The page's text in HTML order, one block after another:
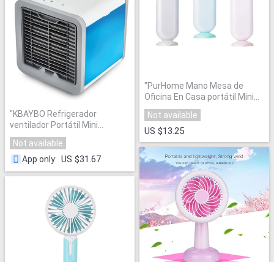
"KBAYBO Refrigerador
ventilador Portátil Mini
Acondicionador de Aire de
Escritorio viento
Not available
App only: US $31.67
"PurHome Mano Mesa de
Oficina En Casa portátil Mini
USB Ventilador De
Refrigeración
Not available
US $13.25